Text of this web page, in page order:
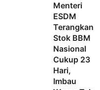
Menteri
ESDM
Terangkan
Stok BBM
Nasional
Cukup 23
Hari,
Imbau